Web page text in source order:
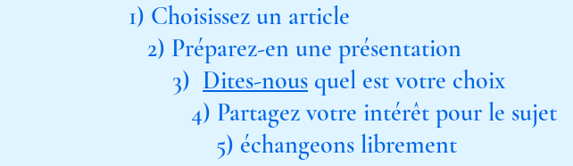
1) Choisissez un article
2) Préparez-en une présentation
3) Dites-nous quel est votre
4) Partagezvotre intérêt pour le sujet
5) échangeons librement